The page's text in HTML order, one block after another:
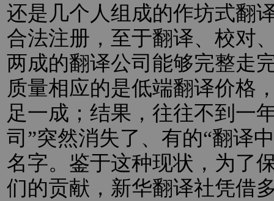
还是几个人组成的作坊式翻
合法注册，至于翻译、校对
两成的翻译公司能够完整走
质量相应的是低端翻译价格
足一成；结果，往往不到一
司”突然消失了、有的“翻译
名字。鉴于这种现状，为了
们的贡献，新华翻译社凭借